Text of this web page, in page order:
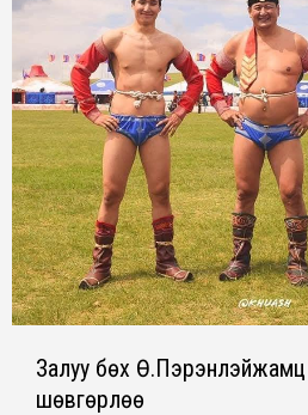
Залуу бөx Ө.Пэрэнлэйжамц
шөвгөрлөө